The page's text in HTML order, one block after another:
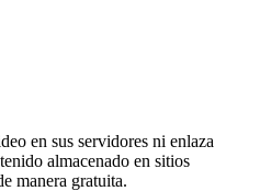
en sus servidores ni enlaza
almacenado en sitios
manera gratuita.